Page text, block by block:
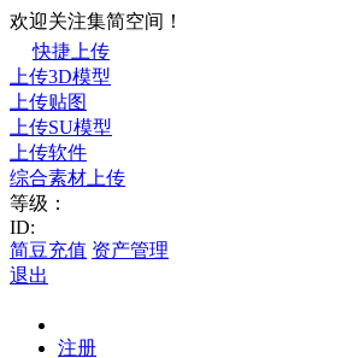
欢迎关注集简空间！
快捷上传
上传3D模型
上传贴图
上传SU模型
上传软件
综合素材上传
等级：
ID:
简豆充值 资产管理
退出
注册